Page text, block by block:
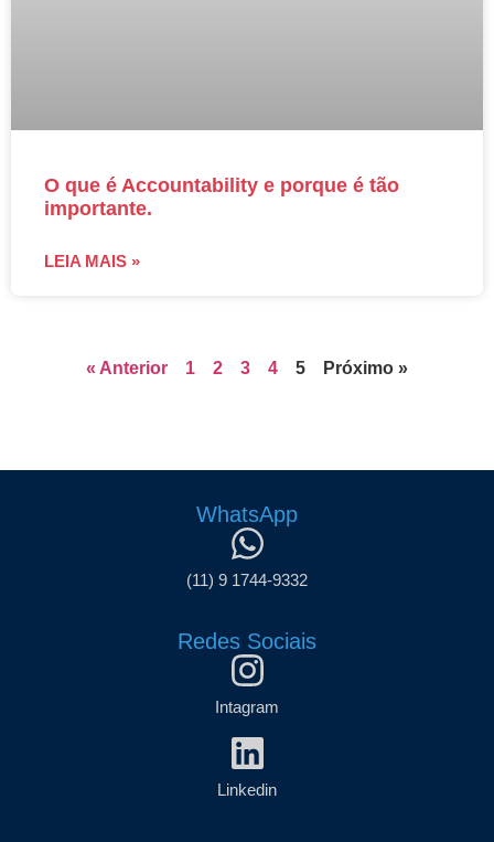
O que é Accountability e porque é tão
importante.
LEIA MAIS »
« Anterior 1 2 3 4 5 Próximo »
WhatsApp
(11) 9 1744-9332
Redes Sociais
Intagram
Linkedin